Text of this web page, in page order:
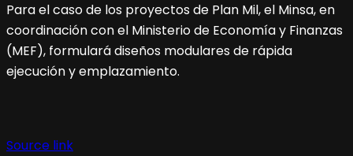
Para el caso de los proyectos de Plan Mil, el Minsa, en
coordinación con el Ministerio de Economía y Finanzas
(MEF), formulará diseños modulares de rápida
ejecución y emplazamiento.
Source link